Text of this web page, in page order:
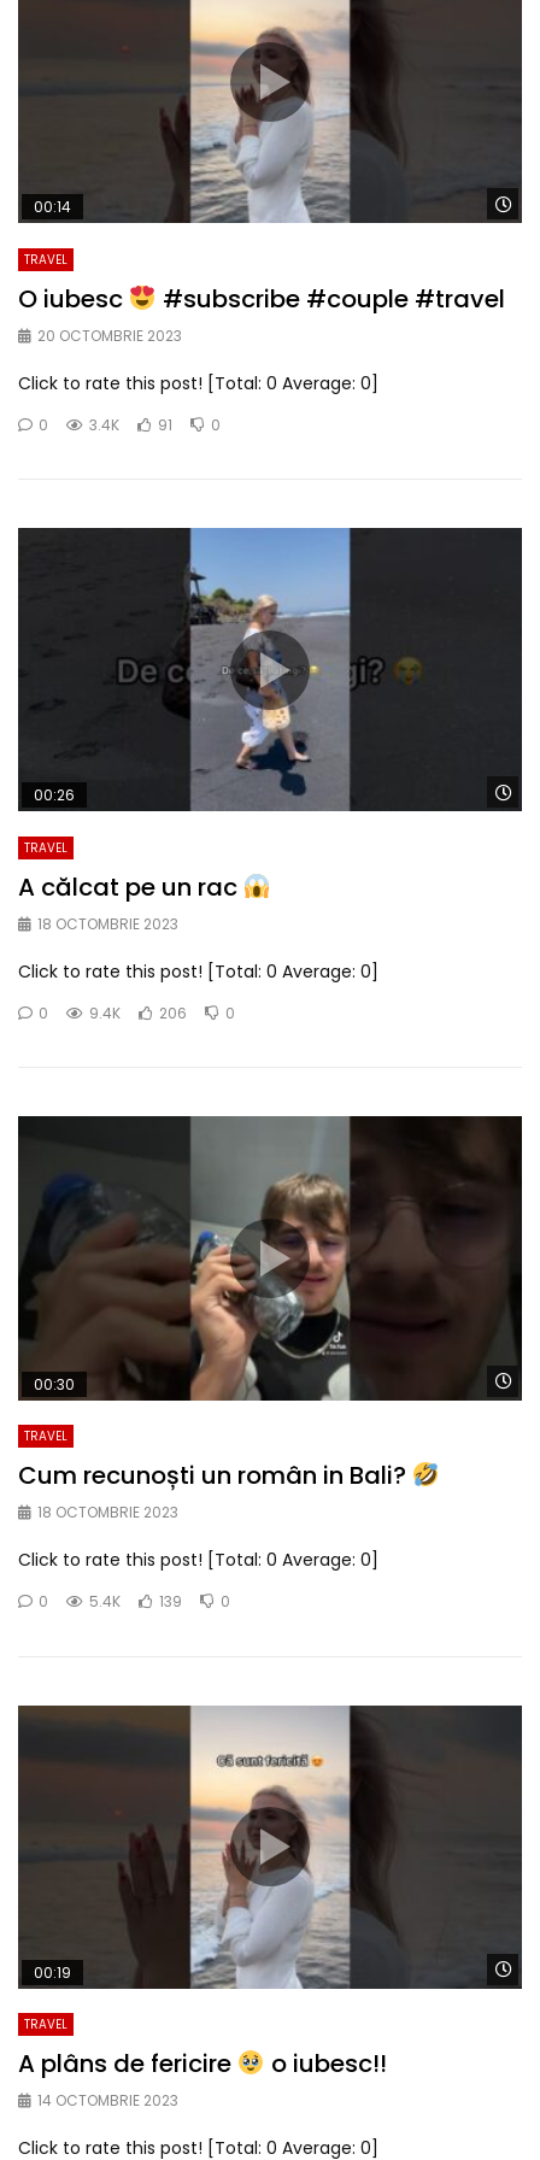
00:14
TRAVEL
O iubesc #subscribe #couple #travel
20 OCTOMBRIE 2023
Click to rate this post! [Total: 0 Average: 0]
0 3.4K 91 0
00:26
TRAVEL
A călcat pe un rac
18 OCTOMBRIE 2023
Click to rate this post! [Total: 0 Average: 0]
0 9.4K 206 0
00:30
TRAVEL
Cum recunoști un român in Bali?
18 OCTOMBRIE 2023
Click to rate this post! [Total: 0 Average: 0]
0 5.4K 139 0
00:19
TRAVEL
A plâns de fericire o iubesc!!
14 OCTOMBRIE 2023
Click to rate this post! [Total: 0 Average: 0]